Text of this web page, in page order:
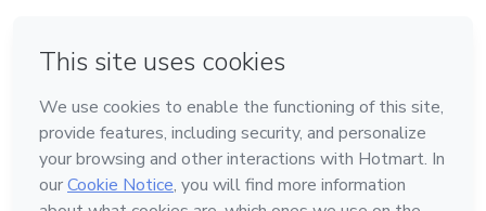
Feito com ❤ na Cidade do México
Conheça a Hotmart